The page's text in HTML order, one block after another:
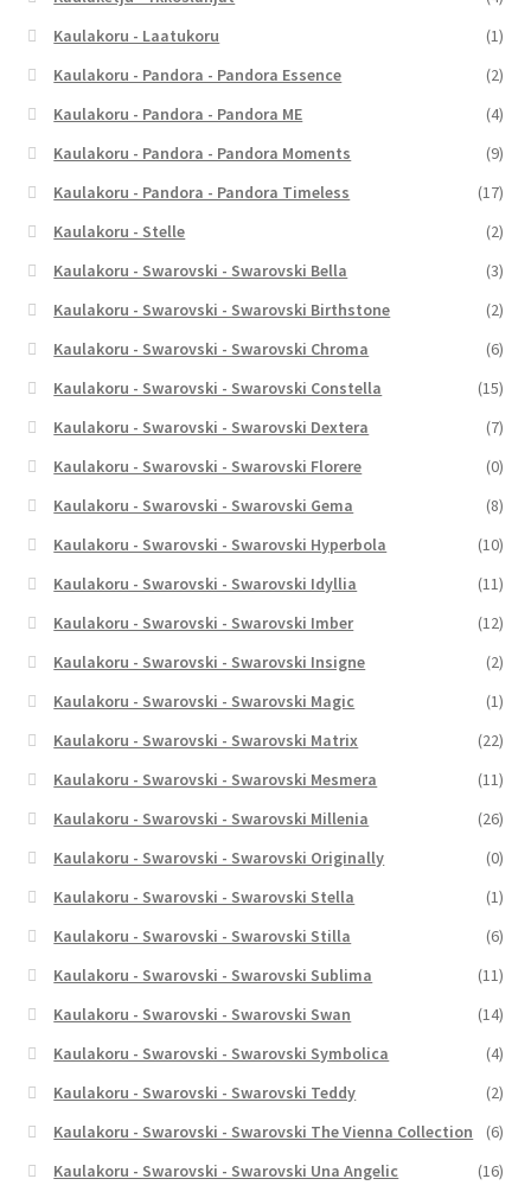
Kaulakoru - Laatukoru
(1)
Kaulakoru - Pandora - Pandora Essence
(2)
Kaulakoru - Pandora - Pandora ME
(4)
Kaulakoru - Pandora - Pandora Moments
(9)
Kaulakoru - Pandora - Pandora Timeless
(17)
Kaulakoru - Stelle
(2)
Kaulakoru - Swarovski - Swarovski Bella
(3)
Kaulakoru - Swarovski - Swarovski Birthstone
(2)
Kaulakoru - Swarovski - Swarovski Chroma
(6)
Kaulakoru - Swarovski - Swarovski Constella
(15)
Kaulakoru - Swarovski - Swarovski Dextera
(7)
Kaulakoru - Swarovski - Swarovski Florere
(0)
Kaulakoru - Swarovski - Swarovski Gema
(8)
Kaulakoru - Swarovski - Swarovski Hyperbola
(10)
Kaulakoru - Swarovski - Swarovski Idyllia
(11)
Kaulakoru - Swarovski - Swarovski Imber
(12)
Kaulakoru - Swarovski - Swarovski Insigne
(2)
Kaulakoru - Swarovski - Swarovski Magic
(1)
Kaulakoru - Swarovski - Swarovski Matrix
(22)
Kaulakoru - Swarovski - Swarovski Mesmera
(11)
Kaulakoru - Swarovski - Swarovski Millenia
(26)
Kaulakoru - Swarovski - Swarovski Originally
(0)
Kaulakoru - Swarovski - Swarovski Stella
(1)
Kaulakoru - Swarovski - Swarovski Stilla
(6)
Kaulakoru - Swarovski - Swarovski Sublima
(11)
Kaulakoru - Swarovski - Swarovski Swan
(14)
Kaulakoru - Swarovski - Swarovski Symbolica
(4)
Kaulakoru - Swarovski - Swarovski Teddy
(2)
Kaulakoru - Swarovski - Swarovski The Vienna Collection
(6)
Kaulakoru - Swarovski - Swarovski Una Angelic
(16)